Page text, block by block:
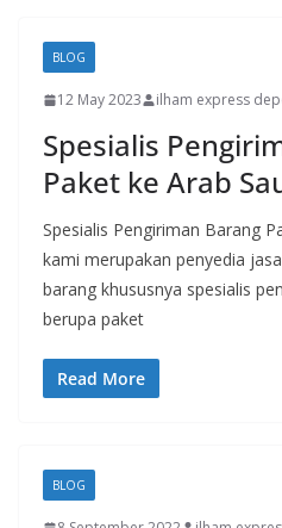
BLOG
12 May 2023 ilham express
Spesialis
Paket ke Arab
Spesialis Pengiriman Barang
kami merupakan penyedia
barang khususnya spesialis
berupa paket
Read More
BLOG